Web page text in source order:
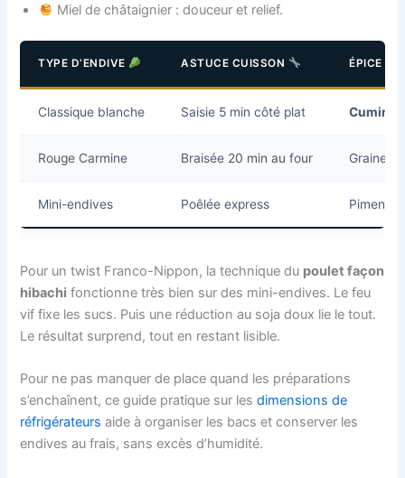
Miel de châtaignier : douceur et relief.
TYPE D’ENDIVE ASTUCE CUISSON ÉPICE
Classique blanche Saisie 5 min côté plat Cumin
Rouge Carmine Braisée 20 min au four Graine
Mini-endives Poêlée express Piment
Pour un twist Franco-Nippon, la technique du poulet façon
hibachi fonctionne très bien sur des mini-endives. Le feu
vif fixe les sucs. Puis une réduction au soja doux lie le tout.
Le résultat surprend, tout en restant lisible.
Pour ne pas manquer de place quand les préparations
s’enchaînent, ce guide pratique sur lesdimensions de
réfrigérateurs aide à organiser les bacs et conserver les
endives au frais, sans excès d’humidité.